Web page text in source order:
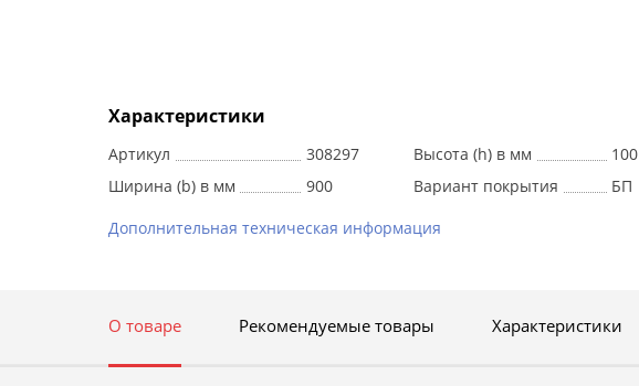
Характеристики
Артикул 308297 Высота (h) в мм
100
Ширина (b) в мм
900 Вариант покрытия БП
Дополнительная техническая информация
О товаре Рекомендуемые товары Характеристики